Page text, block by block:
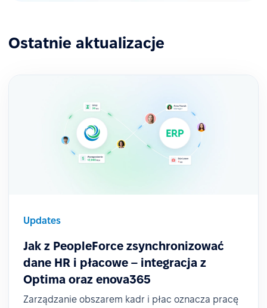
Ostatnie aktualizacje
Updates
Jak z PeopleForce zsynchronizować
dane HR i płacowe – integracja z
Optima oraz enova365
Zarządzanie obszarem kadr i płac oznacza pracę